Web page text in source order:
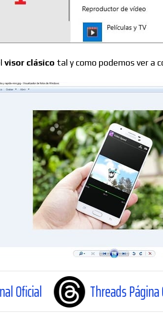
visor clásico tal y como podemos ver a
Threads Página Oficial